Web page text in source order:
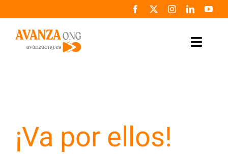
al
contenido
Toggle
Colabora
¡Va por ellos!